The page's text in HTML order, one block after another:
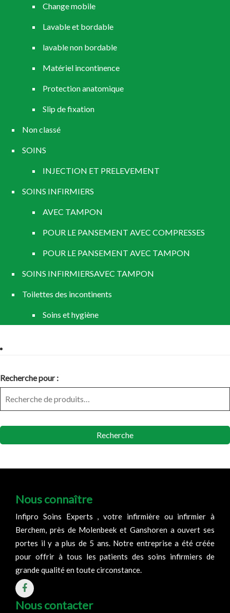
Change mobile
Lavable et bordable
lavable non bordable
Matériel incontinence
Protection anatomique
Slip de fixation
Non classé
SOINS
INJECTION ET PRELEVEMENT
SOINS INFIRMIERS
AVEC TAMPON
POUR LE PANSEMENT AVEC COMPRESSES
POUR LE PANSEMENT AVEC TAMPON
SOINS INFIRMIERSAVEC TAMPON
Toilettes des incontinents
Soins et hygiène
Recherche pour :
Recherche
Nous connaître
Infipro Soins Experts , votre infirmière ou infirmier à
Berchem, près de Molenbeek et Ganshoren a ouvert ses
portes il y a plus de 5 ans. Notre entreprise a été créée
pour offrir à tous les patients des soins infirmiers de
grande qualité en toute circonstance.
Nous contacter